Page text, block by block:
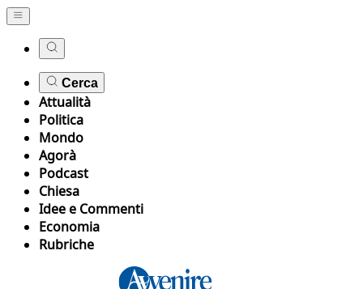
Cerca
Attualità
Politica
Mondo
Agorà
Podcast
Chiesa
Idee e Commenti
Economia
Rubriche